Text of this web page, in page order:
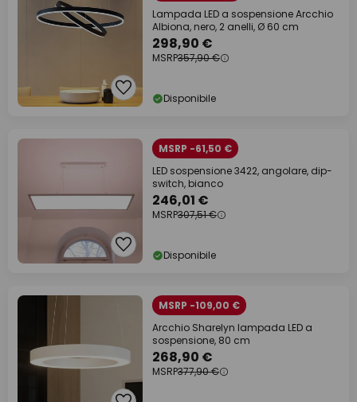
Lampada LED a sospensione Arcchio
Albiona, nero, 2 anelli, Ø 60 cm
298,90 €
MSRP357,90 €
Disponibile
MSRP -61,50 €
LED sospensione 3422, angolare, dip-
switch, bianco
246,01 €
MSRP307,51 €
Disponibile
MSRP -109,00 €
Arcchio Sharelyn lampada LED a
sospensione, 80 cm
268,90 €
MSRP377,90 €